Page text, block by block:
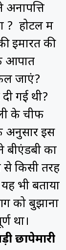
? होटल में
इमारत की
आपात
जाएं?
गई थी?
के चीफ
अनुसार इस
बीएंडबी का
से किसी तरह
भी बताया
को बुझाना
था।
छापेमारी